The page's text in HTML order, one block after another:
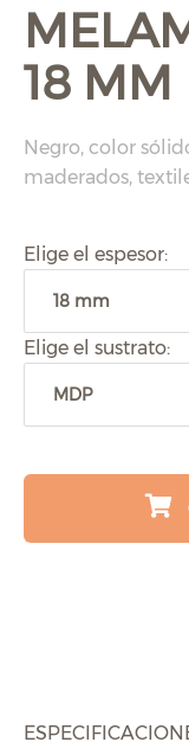
18 MM
Negro, color
maderados,
Elige el espesor:
Elige el sustrato: